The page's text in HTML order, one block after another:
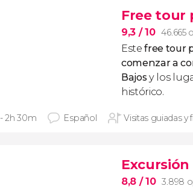
Free tour
9,3 / 10 46.665
Estefree tour
comenzar a
Bajosy los
histórico.
2h 30m Español Visitas guiadas y
8,8 / 10 3.898